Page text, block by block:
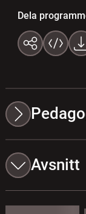
Dela
Avsnitt